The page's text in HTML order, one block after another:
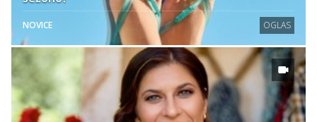
NOVICE OGLAS